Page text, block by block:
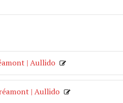
| Aullido
| Aullido